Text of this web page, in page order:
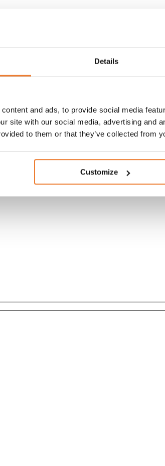
Details
and ads, to provide social media
site with our social media, advertising and
to them or that they’ve collected from
Customize